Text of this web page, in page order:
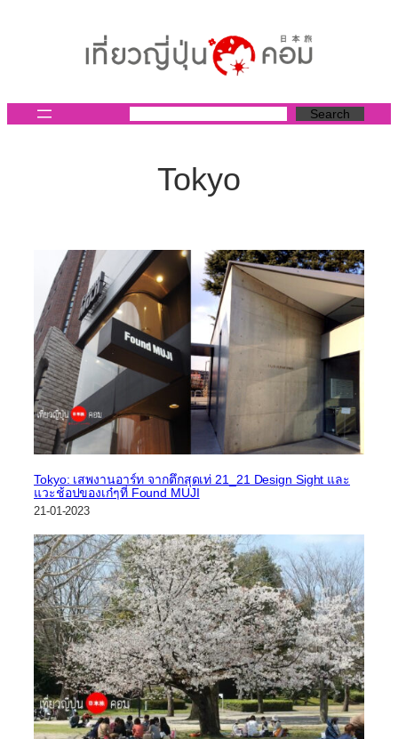
Search
Tokyo
Tokyo: เสพงานอาร์ท จากตึกสุดเท่ 21_21 Design Sight และ
แวะช้อปของเก๋ๆที่ Found MUJI
21-01-2023